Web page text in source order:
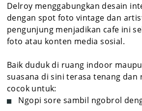
Delroy menggabungkan desain
dengan spot foto vintage dan
pengunjung menjadikan cafe ini
foto atau konten media sosial.
Baik duduk di ruang indoor
suasana di sini terasa tenang dan
cocok untuk:
Ngopi sore sambil ngobrol